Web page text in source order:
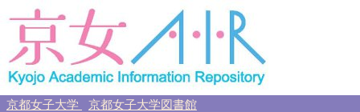
京都女子大学 京都女子大学図書館